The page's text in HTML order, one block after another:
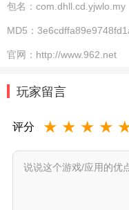
包名： com.dhll.cd.yjwlo.my
MD5：
官网： http://www.962.net
玩家留言
评分 ★ ★ ★ ★